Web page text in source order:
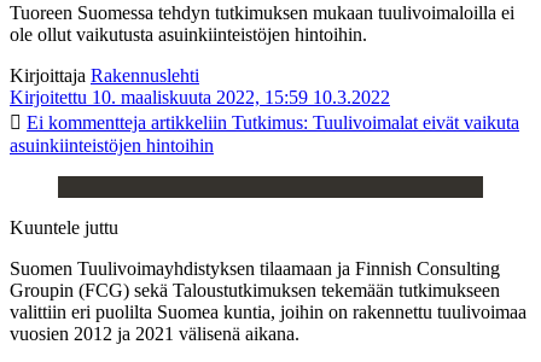
Tuoreen Suomessa tehdyn tutkimuksen mukaan tuulivoimaloilla ei
ole ollut vaikutusta asuinkiinteistöjen hintoihin.
Kirjoittaja Rakennuslehti
Kirjoitettu 10. maaliskuuta 2022, 15:59 10.3.2022
Ei kommentteja artikkeliin Tutkimus: Tuulivoimalat eivät vaikuta
asuinkiinteistöjen hintoihin
Kuuntele juttu
Suomen Tuulivoimayhdistyksen tilaamaan ja Finnish Consulting
Groupin (FCG) sekä Taloustutkimuksen tekemään tutkimukseen
valittiin eri puolilta Suomea kuntia, joihin on rakennettu tuulivoimaa
vuosien 2012 ja 2021 välisenä aikana.